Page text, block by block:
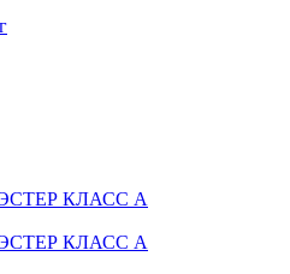
КЛАСС А
КЛАСС А